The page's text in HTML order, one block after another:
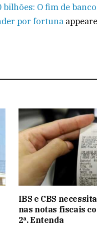
bilhões: O fim de
por fortuna
IBS e CBS
nas notas fiscais
2ª. Entenda